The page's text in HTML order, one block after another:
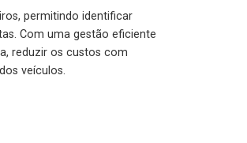
permitindo identificar
Com uma gestão eficiente
reduzir os custos com
veículos.